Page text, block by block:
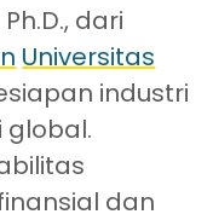
dari
Universitas
industri
dan